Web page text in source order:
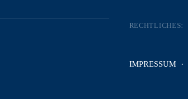
RECHTLICHES:
IMPRESSUM